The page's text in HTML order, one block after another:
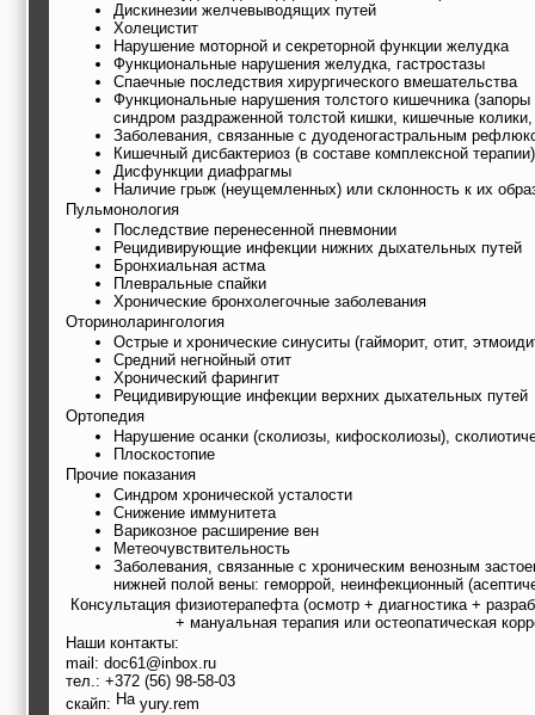
Дискинезии желчевыводящих путей
Холецистит
Нарушение моторной и секреторной функции желудка
Функциональные нарушения желудка, гастростазы
Спаечные последствия хирургического вмешательства
Функциональные нарушения толстого кишечника (запоры
синдром раздраженной толстой кишки, кишечные
Заболевания, связанные с дуоденогастральным
Кишечный дисбактериоз (в составе комплексной терапии)
Дисфункции диафрагмы
Наличие грыж (неущемленных) или склонность к их
Пульмонология
Последствие перенесенной пневмонии
Рецидивирующие инфекции нижних дыхательных путей
Бронхиальная астма
Плевральные спайки
Хронические бронхолегочные заболевания
Оториноларингология
Острые и хронические синуситы (гайморит, отит,
Средний негнойный отит
Хронический фарингит
Рецидивирующие инфекции верхних дыхательных путей
Ортопедия
Нарушение осанки (сколиозы, кифосколиозы),
Плоскостопие
Прочие показания
Синдром хронической усталости
Снижение иммунитета
Варикозное расширение вен
Метеочувствительность
Заболевания, связанные с хроническим венозным
нижней полой вены: геморрой, неинфекционный
Консультация физиотерапефта (осмотр + диагностика +
+ мануальная терапия или остеопатическая
Наши контакты:
mail: doc61@inbox.ru
тел.: +372 (56) 98-58-03
скайп:
yury.rem